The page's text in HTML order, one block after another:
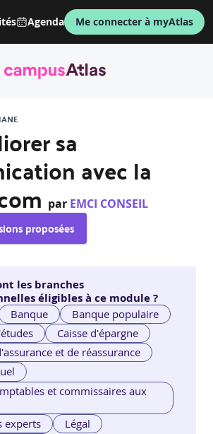
Agenda Me connecter à myAtlas
sa
avec la
par EMCI CONSEIL
proposées
les branches
éligibles à ce module ?
Banque
Banque populaire
Caisse d'épargne
et de réassurance
et commissaires aux
experts
Légal